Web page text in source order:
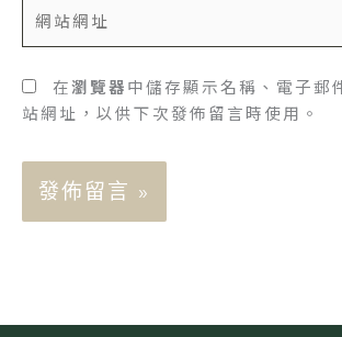
件
*
站
址
在瀏覽器中儲存顯示名稱、電子郵
站網址，以供下次發佈留言時使用。